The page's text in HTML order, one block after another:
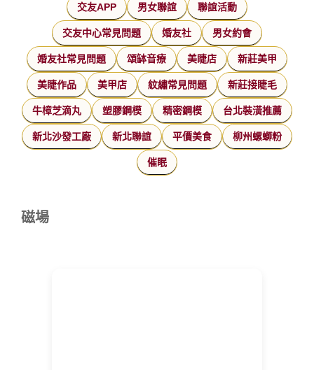
交友APP 男女聯誼 聯誼活動
交友中心常見問題 婚友社 男女約會
婚友社常見問題 頌缽音療 美睫店 新莊美甲
美睫作品 美甲店 紋繡常見問題 新莊接睫毛
牛樟芝滴丸 塑膠鋼模 精密鋼模 台北裝潢推薦
新北沙發工廠 新北聯誼 平價美食 柳州螺螄粉
催眠
磁場